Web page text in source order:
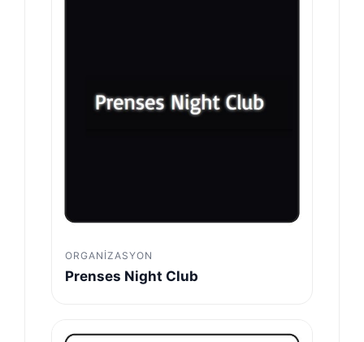
ORGANIZASYON
Prenses Night Club